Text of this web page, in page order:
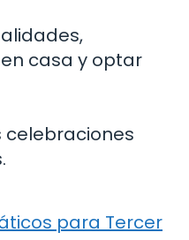
casa y optar
celebraciones
para Tercer